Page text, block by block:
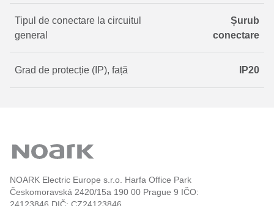
Tipul de conectare la circuitul
general
Șurub
conectare
Grad de protecție (IP), față IP20
NOARK Electric Europe s.r.o. Harfa Office Park
Českomoravská 2420/15a 190 00 Prague 9 IČO: